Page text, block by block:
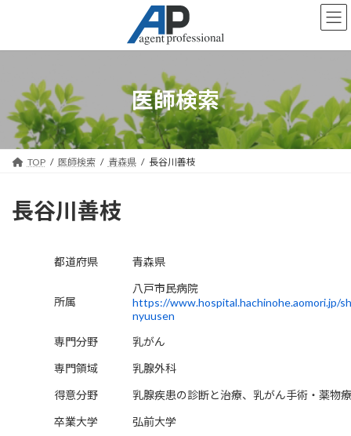
ン
キ
プ
ー
に
動
医師検索
TOP 医師検索 青森県 長谷川善枝
長谷川善枝
都道府県 青森県
所属
八戸市民病院
https://www.hospital.hachinohe.aomori.jp/
nyuusen
専門分野
乳がん
専門領域
乳腺外科
得意分野
乳腺疾患の診断と治療、乳がん手術・薬物
卒業大学
弘前大学